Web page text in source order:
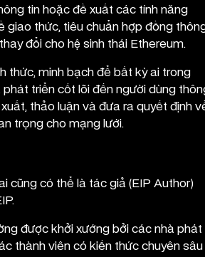
tin hoặc đề xuất các tính năng
giao thức, tiêu chuẩn hợp đồng
đổi cho hệ sinh thái Ethereum.
thức, minh bạch để bất kỳ ai trong
triển cốt lõi đến người dùng
thảo luận và đưa ra quyết định
trọng cho mạng lưới.
cũng có thể là tác giả (EIP Author)
được khởi xướng bởi các nhà phát
thành viên có kiến thức chuyên sâu